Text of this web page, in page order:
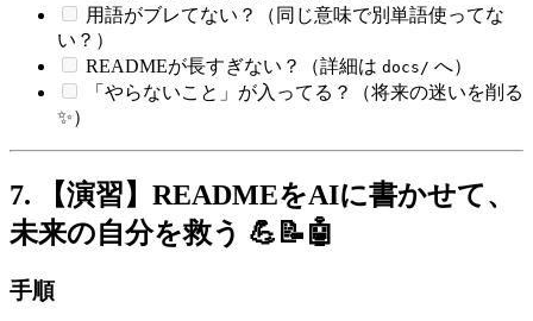
用語がブレてない？（同じ意味で別単語使ってな
い？）
READMEが長すぎない？（詳細は docs/ へ）
「やらないこと」が入ってる？（将来の迷いを削る
✨）
7. 【演習】READMEをAIに書かせて、
未来の自分を救う 💪📝🤖
手順